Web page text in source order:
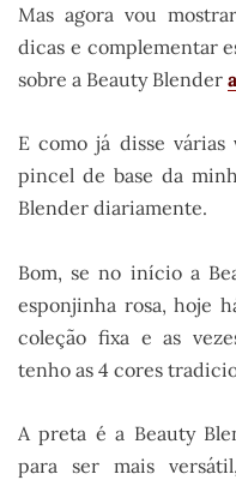
Mas agora vou
dicas e complementar
sobre a Beauty Blender
E como já disse
pincel de base da
Blender diariamente.
Bom, se no início a
esponjinha rosa, hoje
coleção fixa e as
tenho as 4 cores
A preta é a Beauty
para ser mais